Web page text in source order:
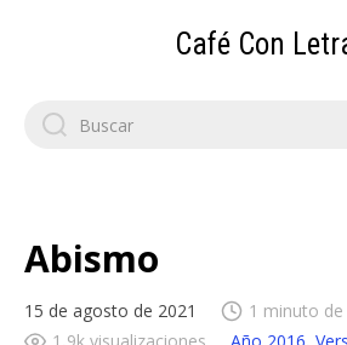
Café Con
Search
for:
Abismo
15 de agosto de 2021
1 minuto